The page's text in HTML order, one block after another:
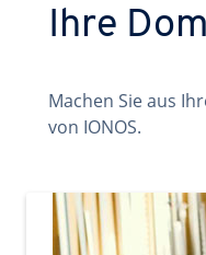
Ihre
Machen Sie aus
von IONOS.